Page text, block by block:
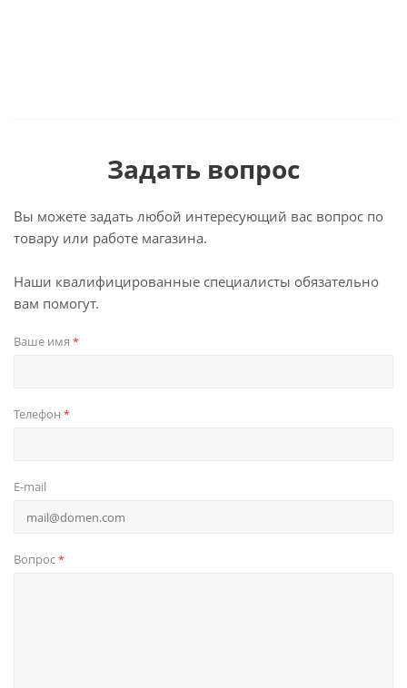
Задать вопрос
Вы можете задать любой интересующий вас вопрос по
товару или работе магазина.
Наши квалифицированные специалисты обязательно
вам помогут.
Ваше имя *
Телефон *
E-mail
Вопрос*